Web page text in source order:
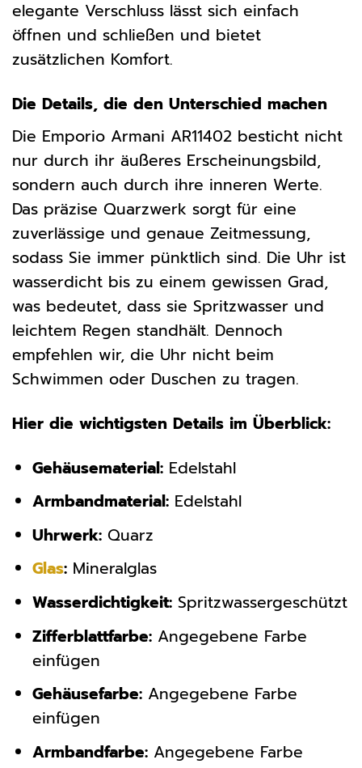
elegante Verschluss lässt sich einfach
öffnen und schließen und bietet
zusätzlichen Komfort.
Die Details, die den Unterschied machen
Die Emporio Armani AR11402 besticht nicht
nur durch ihr äußeres Erscheinungsbild,
sondern auch durch ihre inneren Werte.
Das präzise Quarzwerk sorgt für eine
zuverlässige und genaue Zeitmessung,
sodass Sie immer pünktlich sind. Die Uhr ist
wasserdicht bis zu einem gewissen Grad,
was bedeutet, dass sie Spritzwasser und
leichtem Regen standhält. Dennoch
empfehlen wir, die Uhr nicht beim
Schwimmen oder Duschen zu tragen.
Hier die wichtigsten Details im Überblick:
Gehäusematerial:Edelstahl
Armbandmaterial:Edelstahl
Uhrwerk:Quarz
Glas:Mineralglas
Wasserdichtigkeit:Spritzwassergeschützt
Zifferblattfarbe:Angegebene Farbe
einfügen
Gehäusefarbe:Angegebene Farbe
einfügen
Armbandfarbe:Angegebene Farbe